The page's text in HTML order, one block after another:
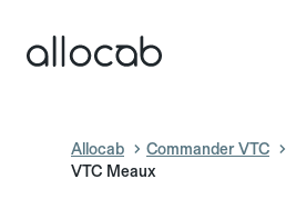
Allocab Commander VTC
VTC Meaux